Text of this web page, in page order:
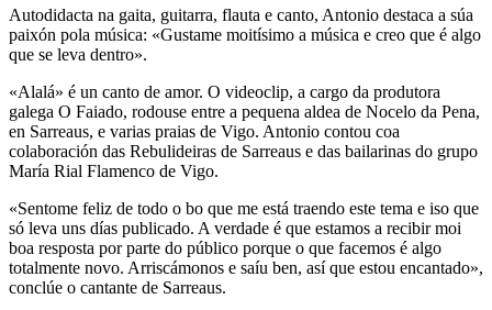
Autodidacta na gaita, guitarra, flauta e canto, Antonio destaca a súa
paixón pola música: «Gustame moitísimo a música e creo que é algo
que se leva dentro».
«Alalá» é un canto de amor. O videoclip, a cargo da produtora
galega O Faiado, rodouse entre a pequena aldea de Nocelo da Pena,
en Sarreaus, e varias praias de Vigo. Antonio contou coa
colaboración das Rebulideiras de Sarreaus e das bailarinas do grupo
María Rial Flamenco de Vigo.
«Sentome feliz de todo o bo que me está traendo este tema e iso que
só leva uns días publicado. A verdade é que estamos a recibir moi
boa resposta por parte do público porque o que facemos é algo
totalmente novo. Arriscámonos e saíu ben, así que estou encantado»,
conclúe o cantante de Sarreaus.